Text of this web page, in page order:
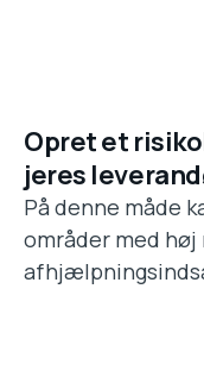
Opret et
jeres
På denne måde
områder med høj